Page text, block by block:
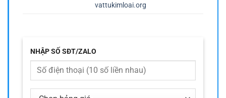
vattukimloai.org
NHẬP SỐ SĐT/ZALO